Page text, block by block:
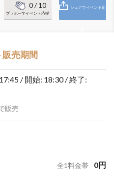
0/ 10
ブラボーでイベント応援
シェアでイベント応
売期間
/ 開始: 18:30 / 終了:
販売
全1料金帯 0円